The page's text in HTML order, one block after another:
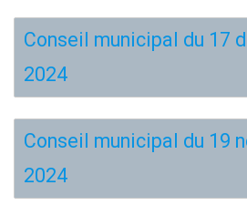
Conseil municipal du 17
2024
Conseil municipal du 19
2024